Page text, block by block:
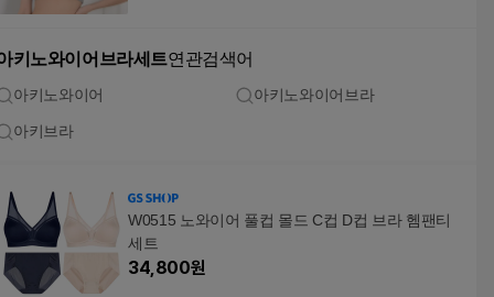
키노와이어브라세트연관검색어
아키노와이어 아키노와이어브라
아키브라
W0515 노와이어 풀컵 몰드 C컵 D컵 브라 헴팬티
세트
34,800원